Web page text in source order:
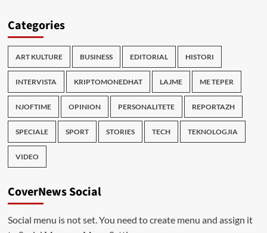
Categories
ART KULTURE BUSINESS EDITORIAL HISTORI
INTERVISTA KRIPTOMONEDHAT LAJME ME TEPER
NJOFTIME OPINION PERSONALITETE REPORTAZH
SPECIALE SPORT STORIES TECH TEKNOLOGJIA
VIDEO
CoverNews Social
Social menu is not set. You need to create menu and assign it